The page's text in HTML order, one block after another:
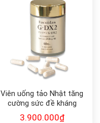
Viên uống tảo Nhật tăng
cường sức đề kháng
FUCOIDAN G•DX2
3.900.000₫